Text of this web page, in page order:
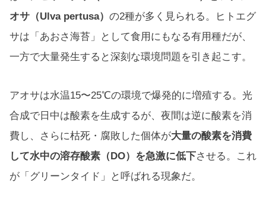
オサ（Ulva pertusa） の2種が多く見られる。ヒトエグ
サは「あおさ海苔」として食用にもなる有用種だが、
一方で大量発生すると深刻な環境問題を引き起こす。
アオサは水温15〜25℃の環境で爆発的に増殖する。光
合成で日中は酸素を生成するが、夜間は逆に酸素を消
費し、さらに枯死・腐敗した個体が大量の酸素を消費
して水中の溶存酸素（DO）を急激に低下させる。これ
が「グリーンタイド」と呼ばれる現象だ。